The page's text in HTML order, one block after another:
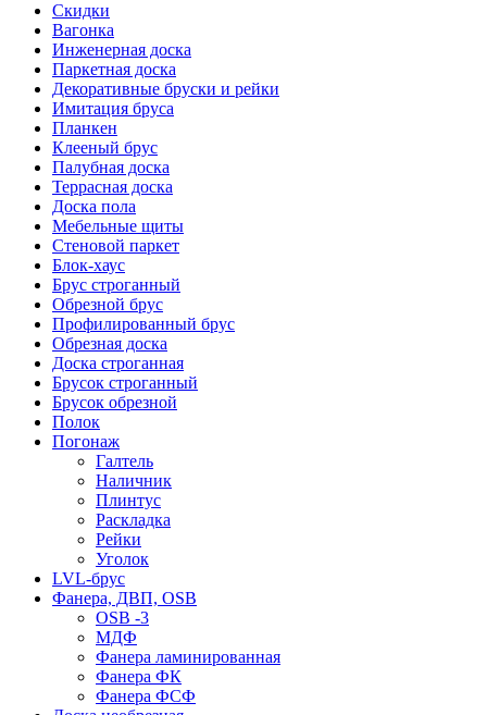
Скидки
Вагонка
Инженерная доска
Паркетная доска
Декоративные бруски и рейки
Имитация бруса
Планкен
Клееный брус
Палубная доска
Террасная доска
Доска пола
Мебельные щиты
Стеновой паркет
Блок-хаус
Брус строганный
Обрезной брус
Профилированный брус
Обрезная доска
Доска строганная
Брусок строганный
Брусок обрезной
Полок
Погонаж
Галтель
Наличник
Плинтус
Раскладка
Рейки
Уголок
LVL-брус
Фанера, ДВП, OSB
OSB -3
МДФ
Фанера ламинированная
Фанера ФК
Фанера ФСФ